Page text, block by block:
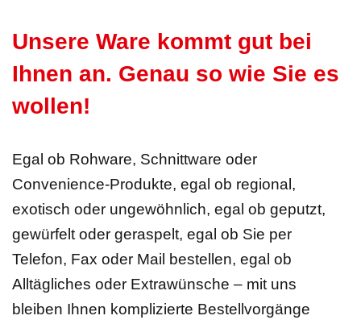
Unsere Ware kommt gut bei
Ihnen an. Genau so wie Sie es
wollen!
Egal ob Rohware, Schnittware oder
Convenience-Produkte, egal ob regional,
exotisch oder ungewöhnlich, egal ob geputzt,
gewürfelt oder geraspelt, egal ob Sie per
Telefon, Fax oder Mail bestellen, egal ob
Alltägliches oder Extrawünsche – mit uns
bleiben Ihnen komplizierte Bestellvorgänge